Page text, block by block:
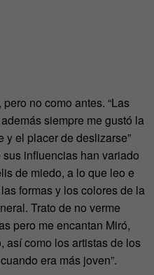
no como antes. “Las
siempre me gustó la
y el placer de deslizarse”
influencias han variado
de miedo, a lo que leo e
formas y los colores de la
Trato de no verme
pero me encantan Miró,
así como los artistas de los
era más joven”.